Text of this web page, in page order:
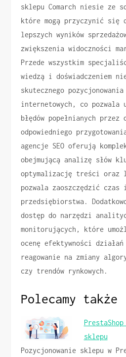
sklepu Comarch niesie ze
które mogą przyczynić się
lepszych wyników
zwiększenia widoczności
Przede wszystkim
wiedzą i doświadczeniem
skutecznego
internetowych, co pozwala
błędów popełnianych przez
odpowiedniego
agencje SEO oferują
obejmującą analizę słów
optymalizację treści
pozwala zaoszczędzić czas
przedsiębiorstwa.
dostęp do narzędzi
monitorujących, które
ocenę efektywności
reagowanie na zmiany
czy trendów rynkowych.
Polecamy także
sklepu
Pozycjonowanie sklepu w